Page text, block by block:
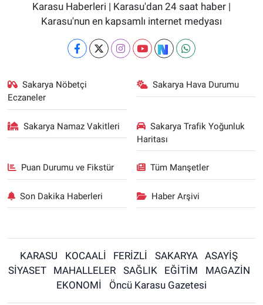
Karasu Haberleri | Karasu'dan 24 saat haber |
Karasu'nun en kapsamlı internet medyası
Sakarya Nöbetçi
Eczaneler
Sakarya Hava Durumu
Sakarya Namaz Vakitleri
Sakarya Trafik Yoğunluk
Haritası
Puan Durumu ve Fikstür Tüm Manşetler
Son Dakika Haberleri Haber Arşivi
KARASU KOCAALİ FERİZLİ SAKARYA
ASAYİŞ
SİYASET
MAHALLELER SAĞLIK EĞİTİM
MAGAZİN
EKONOMİ
Öncü Karasu Gazetesi